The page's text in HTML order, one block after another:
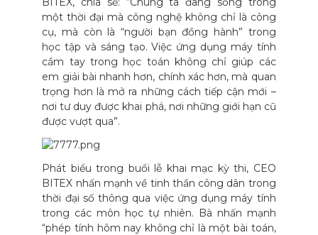
một thời đại mà công nghệ không chỉ là công
cụ, mà còn là “người bạn đồng hành” trong
học tập và sáng tạo. Việc ứng dụng máy tính
cầm tay trong học toán không chỉ giúp các
em giải bài nhanh hơn, chính xác hơn, mà quan
trọng hơn là mở ra những cách tiếp cận mới –
nơi tư duy được khai phá, nơi những giới hạn cũ
được vượt qua”.
Phát biểu trong buổi lễ khai mạc kỳ thi, CEO
BITEX nhấn mạnh về tinh thần công dân trong
thời đại số thông qua việc ứng dụng máy tính
trong các môn học tự nhiên. Bà nhấn mạnh
“phép tính hôm nay không chỉ là một bài toán,